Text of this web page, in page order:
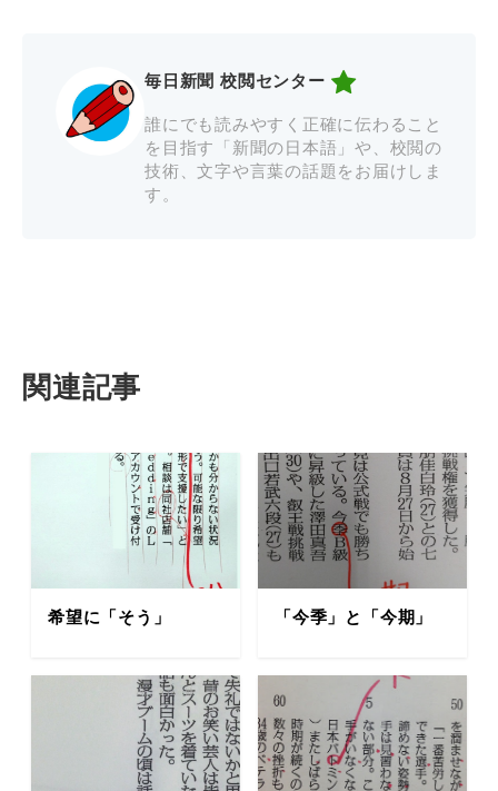
毎日新聞 校閲センター
誰にでも読みやすく正確に伝わること
を目指す「新聞の日本語」や、校閲の
技術、文字や言葉の話題をお届けしま
す。
関連記事
希望に「そう」 「今季」と「今期」